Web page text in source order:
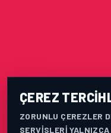
ÇEREZ
ZORUNLU ÇEREZLER
SERVISLERI